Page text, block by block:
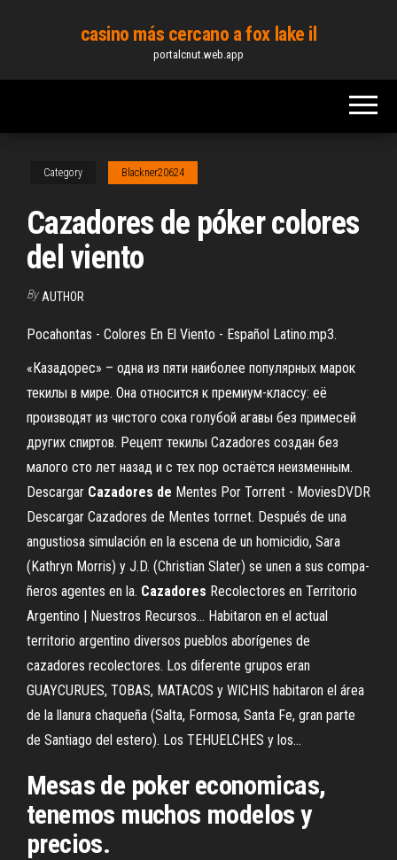
content
casino más cercano a fox lake il
portalcnut.web.app
Category Blackner20624
Cazadores de póker colores
del viento
By AUTHOR
Pocahontas - Colores En El Viento - Español Latino.mp3.
«Казадорес» – одна из пяти наиболее популярных марок
текилы в мире. Она относится к премиум-классу: её
производят из чистого сока голубой агавы без примесей
других спиртов. Рецепт текилы Cazadores создан без
малого сто лет назад и с тех пор остаётся неизменным.
Descargar Cazadores de Mentes Por Torrent - MoviesDVDR
Descargar Cazadores de Mentes torrnet. Después de una
angustiosa simulación en la escena de un homicidio, Sara
(Kathryn Morris) y J.D. (Christian Slater) se unen a sus compa-
ñeros agentes en la. Cazadores Recolectores en Territorio
Argentino | Nuestros Recursos... Habitaron en el actual
territorio argentino diversos pueblos aborígenes de
cazadores recolectores. Los diferente grupos eran
GUAYCURUES, TOBAS, MATACOS y WICHIS habitaron el área
de la llanura chaqueña (Salta, Formosa, Santa Fe, gran parte
de Santiago del estero). Los TEHUELCHES y los...
Mesas de poker economicas,
tenemos muchos modelos y
precios.